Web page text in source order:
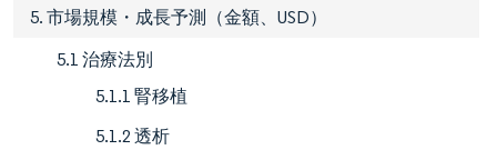
5. 市場規模・成長予測（金額、USD）
5.1 治療法別
5.1.1 腎移植
5.1.2 透析